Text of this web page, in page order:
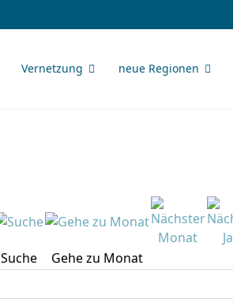
Vernetzung neue Regionen
Suche Gehe zu Monat